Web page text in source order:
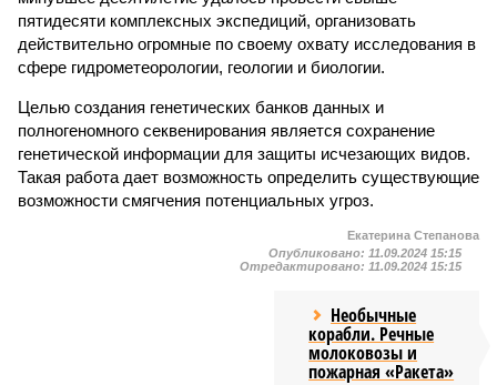
пятидесяти комплексных экспедиций, организовать
действительно огромные по своему охвату исследования в
сфере гидрометеорологии, геологии и биологии.
Целью создания генетических банков данных и
полногеномного секвенирования является сохранение
генетической информации для защиты исчезающих видов.
Такая работа дает возможность определить существующие
возможности смягчения потенциальных угроз.
Екатерина Степанова
Опубликовано: 11.09.2024 15:15
Отредактировано: 11.09.2024 15:15
Необычные
корабли. Речные
молоковозы и
пожарная «Ракета»